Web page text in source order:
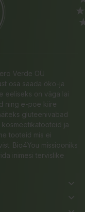
Verde OÜ
osa saada öko-ja
eeliseks on väga lai
ning e-poe kiire
gluteenivabad
ja
tooteid mis ei
Bio4You missiooniks
inimesi tervislike
keyboard_arrow_down
keyboard_arrow_down